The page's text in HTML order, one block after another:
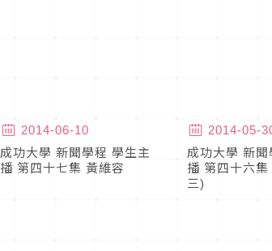
2014-06-10
成功大學 新聞學程 學生主
播 第四十七集 黃維容
2014-05-
成功大學 新聞
播 第四十六
三)